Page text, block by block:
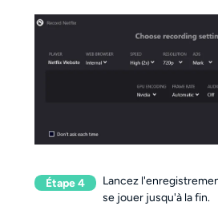
Étape 4
Lancez
se jouer jusqu'à la fin.